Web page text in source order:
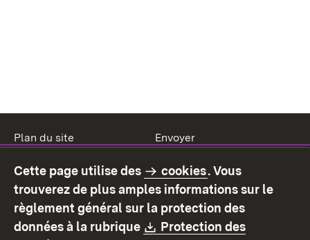
Plan du site
Envoyer
Mode d'emploi
Déclaration sur
l'accessibilité
Contact
Signaler un lien brisé
Cette page utilise des cookies. Vous
trouverez de plus amples informations sur le
règlement général sur la protection des
données à la rubrique
Download:
Protection des